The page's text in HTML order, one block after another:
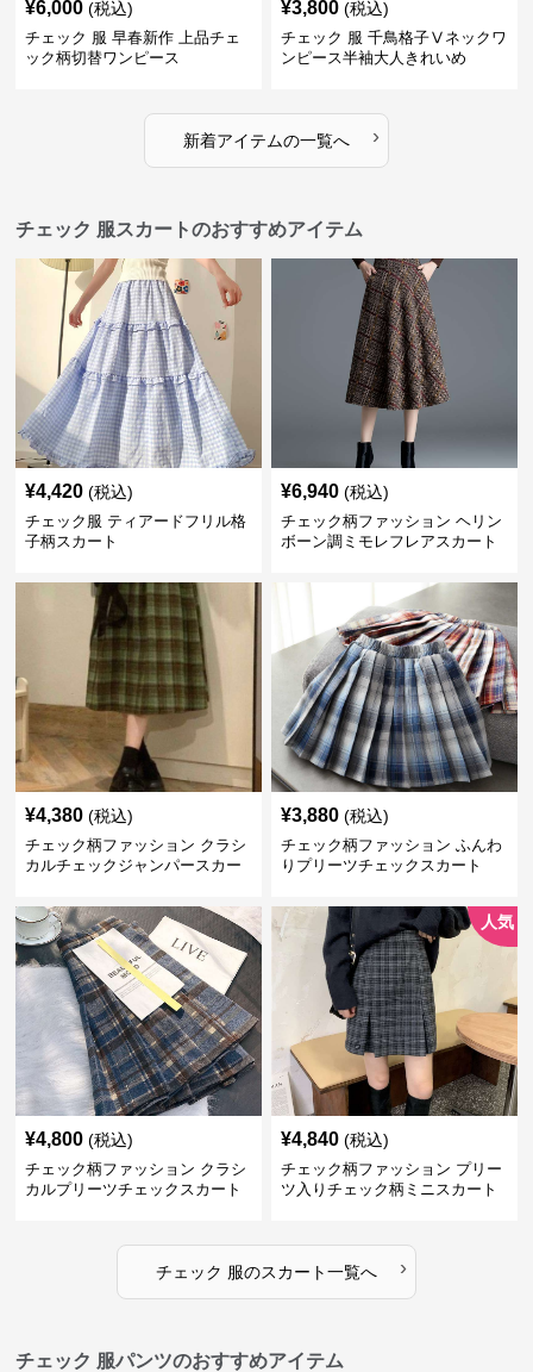
¥6,000 (税込)
チェック 服 早春新作 上品チェ
ック柄切替ワンピース
¥3,800 (税込)
チェック 服 千鳥格子Ⅴネックワ
ンピース半袖大人きれいめ
新着アイテムの一覧へ ›
チェック 服スカートのおすすめアイテム
¥4,420 (税込)
チェック服 ティアードフリル格
子柄スカート
¥6,940 (税込)
チェック柄ファッション ヘリン
ボーン調ミモレフレアスカート
¥4,380 (税込)
チェック柄ファッション クラシ
カルチェックジャンパースカー
¥3,880 (税込)
チェック柄ファッション ふんわ
りプリーツチェックスカート
¥4,800 (税込)
チェック柄ファッション クラシ
カルプリーツチェックスカート
人気
¥4,840 (税込)
チェック柄ファッション プリー
ツ入りチェック柄ミニスカート
チェック 服のスカート一覧へ ›
チェック 服パンツのおすすめアイテム